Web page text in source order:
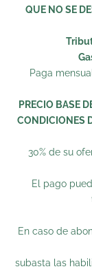
QUE NO SE
Paga
PRECIO BASE
CONDICIONES
30% de su
El pago
En caso de
subasta las